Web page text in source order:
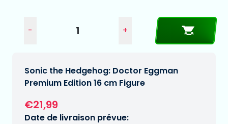
Sonic the Hedgehog: Doctor Eggman
Premium Edition 16 cm Figure
€21,99
Date de livraison prévue:
- +